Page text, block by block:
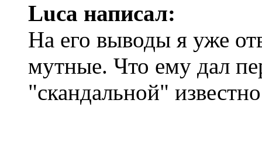
Luca написал:
На его выводы я уже
мутные. Что ему дал
"скандальной"